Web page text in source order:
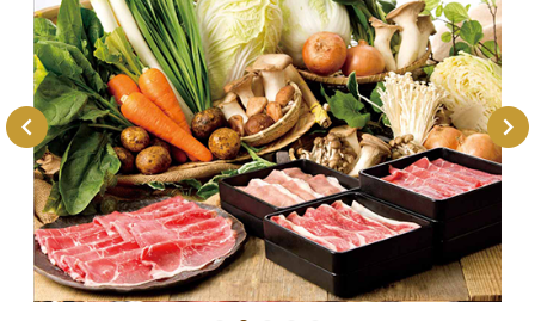
【飲食店 営業時間】
フードコート・カフェ：10：00～21：00／レストラ
ン：11：00～22：00
※一部営業時間の異なる店舗がございます。
※ラストオーダーは店舗によって異なります。
ららぽーと磐田のWEBサイト
https://mitsui-shopping-park.com/gourmet/lalaport/iwata/g0022
000000021020/
メールで送る Facebookでシェア LINEで送る